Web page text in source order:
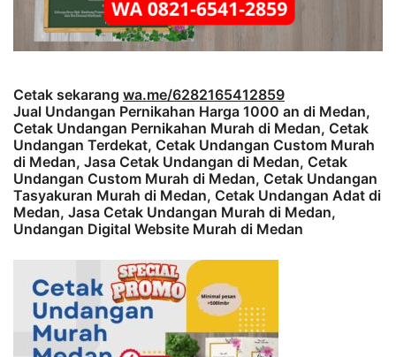
Cetak sekarang wa.me/6282165412859
Jual Undangan Pernikahan Harga 1000 an di Medan,
Cetak Undangan Pernikahan Murah di Medan, Cetak
Undangan Terdekat, Cetak Undangan Custom Murah
di Medan, Jasa Cetak Undangan di Medan, Cetak
Undangan Custom Murah di Medan, Cetak Undangan
Tasyakuran Murah di Medan, Cetak Undangan Adat di
Medan, Jasa Cetak Undangan Murah di Medan,
Undangan Digital Website Murah di Medan